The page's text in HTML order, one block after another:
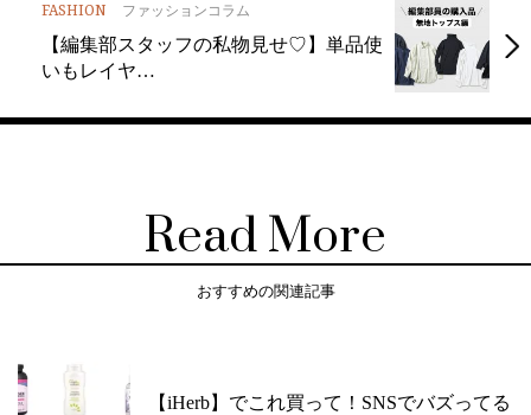
FASHION ファッションコラム
【編集部スタッフの私物見せ♡】単品使
いもレイヤ…
Read More
おすすめの関連記事
【iHerb】でこれ買って！SNSでバズってる